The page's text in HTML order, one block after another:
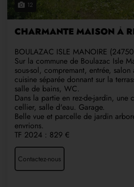
12
CHARMANTE MAISON À
BOULAZAC ISLE MANOIRE
Sur la commune de Boulazac Isle
sous-sol, compremant, entrée,
cuisine séparée donnant sur la
salle de bains, WC.
Dans la partie en rez-de-jardin, une
cellier, salle d'eau. Garage.
Belle vue et parcelle de jardin
envrions.
TF 2024 : 829 €
Contactez-nous